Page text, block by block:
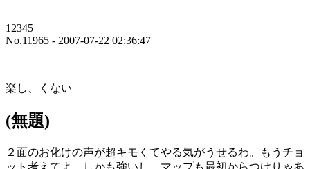
12345
No.11965 - 2007-07-22 02:36:47
楽し、くない
(無題)
２面のお化けの声が超キモくてやる気がうせるわ。もうチョ
ット考えてよ。しかも強いし。マップも最初からつけりゃあ